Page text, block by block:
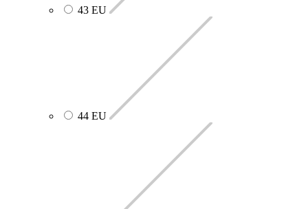
43 EU
44 EU